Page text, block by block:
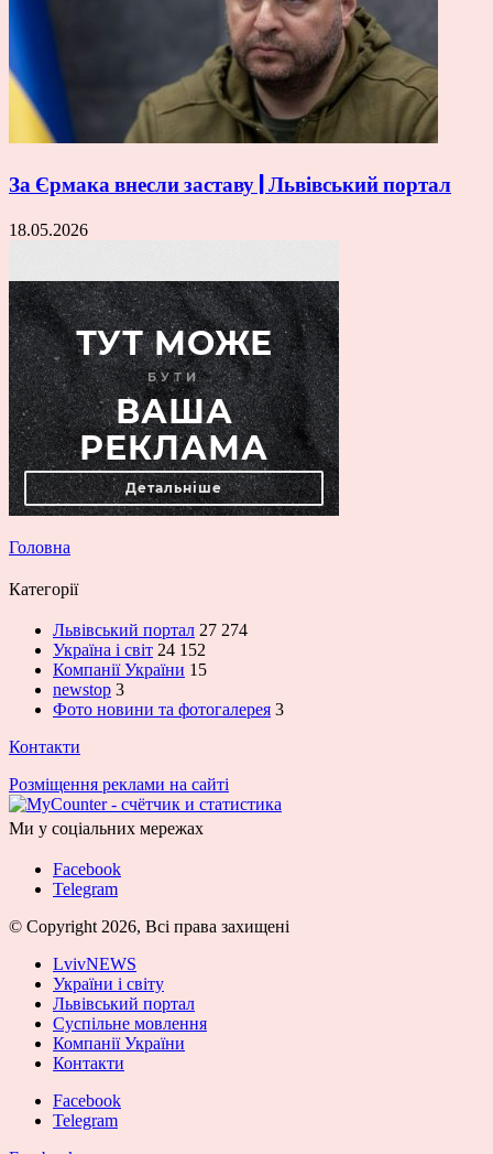
За Єрмака внесли заставу | Львівський портал
18.05.2026
Головна
Категорії
Львівський портал 27 274
Україна і світ 24 152
Компанії України 15
newstop 3
Фото новини та фотогалерея 3
Контакти
Розміщення реклами на сайті
Ми у соціальних мережах
Facebook
Telegram
© Copyright 2026, Всі права захищені
LvivNEWS
України і світу
Львівський портал
Суспільне мовлення
Компанії України
Контакти
Facebook
Telegram